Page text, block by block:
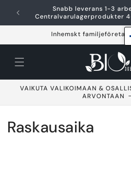
Hoppa över och
gå till innehållet
Snabb leverans 1-3
Centralvarulagerprodukter
Inhemskt familjeföretag
VAIKUTA VALIKOIMAAN &
ARVONTAAN
S
Raskausaika